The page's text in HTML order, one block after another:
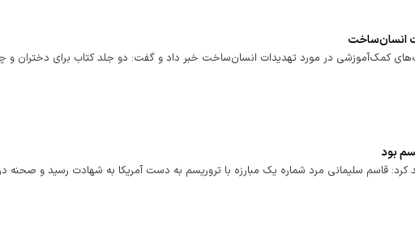
انسان‌ساخت
کمک‌آموزشی در مورد تهدیدات انسان‌ساخت خبر داد و گفت: دو جلد کتاب برای دختران و
بود
کرد: قاسم سلیمانی مرد شماره یک مبارزه با تروریسم به دست آمریکا به شهادت رسید و صحنه